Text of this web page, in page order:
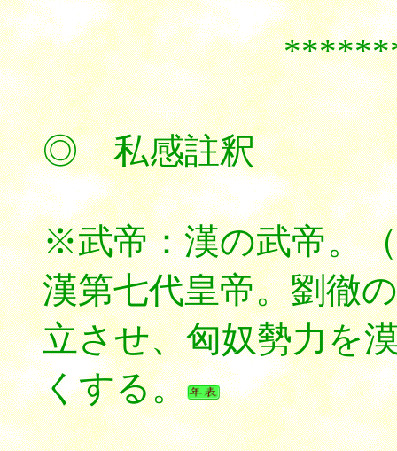
◎ 私感註釈
※武帝：漢の武帝。
漢第七代皇帝。劉徹
立させ、匈奴勢力を
くする。